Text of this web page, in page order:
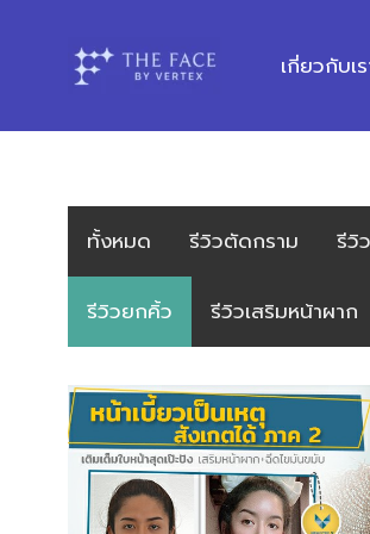
content
เกี่ยวกับเ
ทั้งหมด รีวิวตัดกราม รีวิ
รีวิวยกคิ้ว รีวิวเสริมหน้าผาก